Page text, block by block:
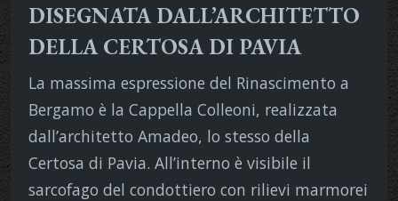
DISEGNATA DALL’ARCHITETTO
DELLA CERTOSA DI PAVIA
La massima espressione del Rinascimento a
Bergamo è la Cappella Colleoni, realizzata
dall’architetto Amadeo, lo stesso della
Certosa di Pavia. All’interno è visibile il
sarcofago del condottiero con rilievi marmorei